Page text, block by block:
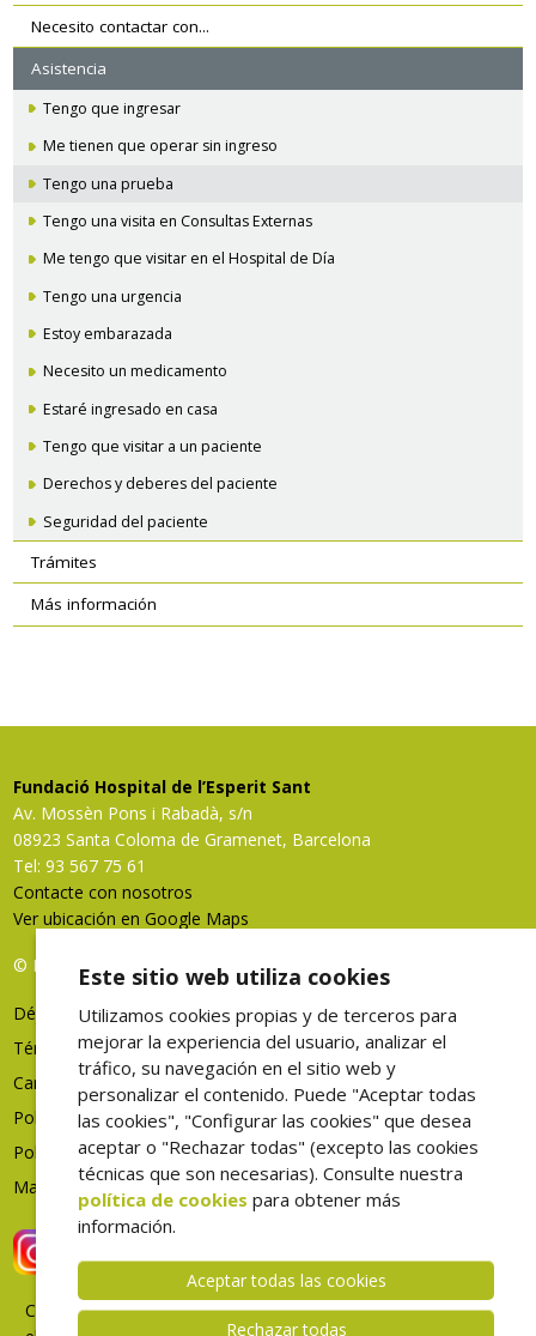
Necesito contactar con...
Asistencia
Tengo que ingresar
Me tienen que operar sin ingreso
Tengo una prueba
Tengo una visita en Consultas Externas
Me tengo que visitar en el Hospital de Día
Tengo una urgencia
Estoy embarazada
Necesito un medicamento
Estaré ingresado en casa
Tengo que visitar a un paciente
Derechos y deberes del paciente
Seguridad del paciente
Trámites
Más información
Fundació Hospital de l’Esperit Sant
Av. Mossèn Pons i Rabadà, s/n
08923 Santa Coloma de Gramenet, Barcelona
Tel: 93 567 75 61
Contacte con nosotros
Ver ubicación en Google Maps
© FHES, todos los derechos reservados
Déjenos su opinión
Términos de uso
Canal denuncias
Política de privacidad
Política de cookies
Mapa web
Correo
Este sitio web utiliza cookies
Utilizamos cookies propias y de terceros para
mejorar la experiencia del usuario, analizar el
tráfico, su navegación en el sitio web y
personalizar el contenido. Puede "Aceptar todas
las cookies", "Configurar las cookies" que desea
aceptar o "Rechazar todas" (excepto las cookies
técnicas que son necesarias). Consulte nuestra
política de cookies para obtener más
información.
Aceptar todas las cookies
Rechazar todas